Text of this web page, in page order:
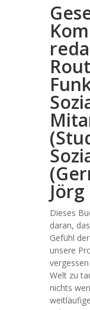
Dieses
daran,
Gefühl
unsere
Welt zu
nichts